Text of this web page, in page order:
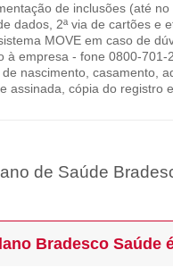
de inclusões (até
dados, 2ª via de cartões e
MOVE em caso de
à empresa - fone 0800-
nascimento, casamento,
assinada, cópia do registro
de Saúde
Bradesco Saúde